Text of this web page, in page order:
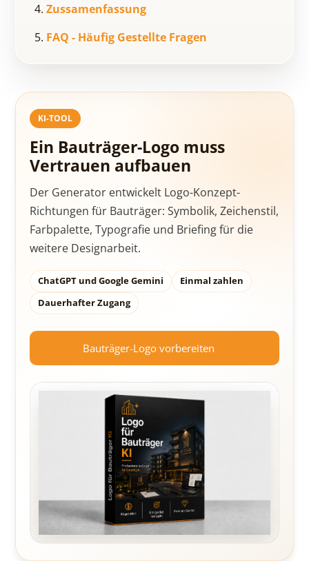
Zussamenfassung
FAQ - Häufig Gestellte Fragen
KI-TOOL
Ein Bauträger-Logo muss
Vertrauen aufbauen
Der Generator entwickelt Logo-Konzept-
Richtungen für Bauträger: Symbolik, Zeichenstil,
Farbpalette, Typografie und Briefing für die
weitere Designarbeit.
ChatGPT und Google Gemini
Einmal zahlen
Dauerhafter Zugang
Bauträger-Logo vorbereiten